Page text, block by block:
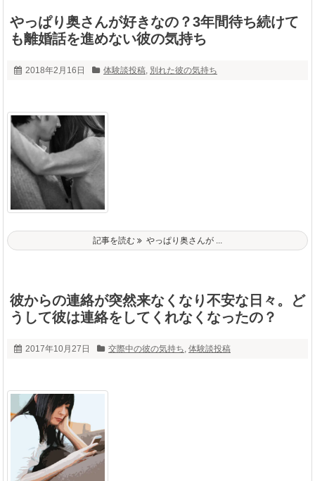
やっぱり奥さんが好きなの？3年間待ち続けて
も離婚話を進めない彼の気持ち
2018年2月16日 体験談投稿, 別れた彼の気持ち
記事を読む やっぱり奥さんが ...
彼からの連絡が突然来なくなり不安な日々。ど
うして彼は連絡をしてくれなくなったの？
2017年10月27日 交際中の彼の気持ち, 体験談投稿